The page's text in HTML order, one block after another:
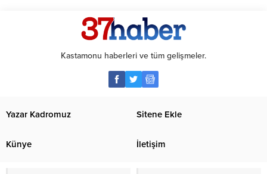
Kastamonu haberleri ve tüm gelişmeler.
Yazar Kadromuz Sitene Ekle
Künye İletişim